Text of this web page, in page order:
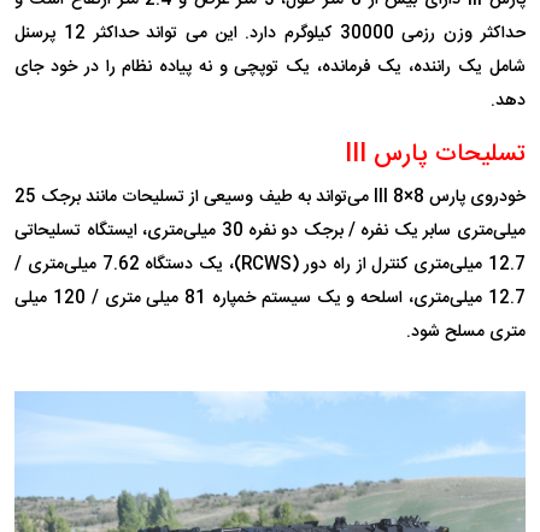
حداکثر وزن رزمی 30000 کیلوگرم دارد. این می تواند حداکثر 12 پرسنل
شامل یک راننده، یک فرمانده، یک توپچی و نه پیاده نظام را در خود جای
دهد.
تسلیحات پارس III
خودروی پارس III 8×8 می‌تواند به طیف وسیعی از تسلیحات مانند برجک 25
میلی‌متری سابر یک نفره / برجک دو نفره 30 میلی‌متری، ایستگاه تسلیحاتی
12.7 میلی‌متری کنترل از راه دور (RCWS)، یک دستگاه 7.62 میلی‌متری /
12.7 میلی‌متری، اسلحه و یک سیستم خمپاره 81 میلی متری / 120 میلی
متری مسلح شود.